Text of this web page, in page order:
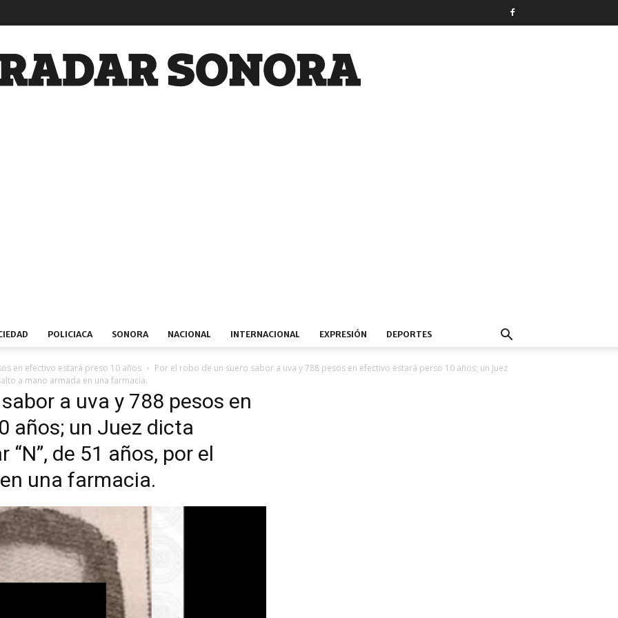
POLICIACA SONORA NACIONAL INTERNACIONAL EXPRESIÓN DEPORTES
en efectivo estará preso 10 años
Por el robo de un suero sabor a uva y 788 pesos en efectivo estará perso 10 años; un Juez
a mano armada en una farmacia.
a uva y 788 pesos en
años; un Juez dicta
de 51 años, por el
una farmacia.